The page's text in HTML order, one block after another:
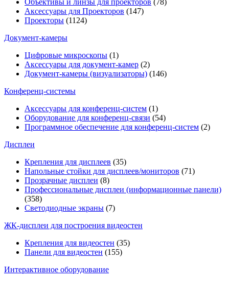
Объективы и линзы для проекторов (78)
Аксессуары для Проекторов (147)
Проекторы (1124)
Документ-камеры
Цифровые микроскопы (1)
Аксессуары для документ-камер (2)
Документ-камеры (визуализаторы) (146)
Конференц-системы
Аксессуары для конференц-систем (1)
Оборудование для конференц-связи (54)
Программное обеспечение для конференц-систем (2)
Дисплеи
Крепления для дисплеев (35)
Напольные стойки для дисплеев/мониторов (71)
Прозрачные дисплеи (8)
Профессиональные дисплеи (информационные панели)
(358)
Светодиодные экраны (7)
ЖК-дисплеи для построения видеостен
Крепления для видеостен (35)
Панели для видеостен (155)
Интерактивное оборудование